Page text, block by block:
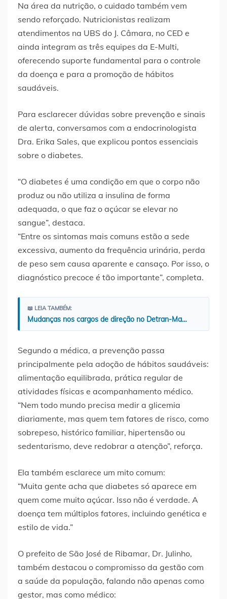
Na área da nutrição, o cuidado também vem
sendo reforçado. Nutricionistas realizam
atendimentos na UBS do J. Câmara, no CED e
ainda integram as três equipes da E-Multi,
oferecendo suporte fundamental para o controle
da doença e para a promoção de hábitos
saudáveis.
Para esclarecer dúvidas sobre prevenção e sinais
de alerta, conversamos com a endocrinologista
Dra. Erika Sales, que explicou pontos essenciais
sobre o diabetes.
“O diabetes é uma condição em que o corpo não
produz ou não utiliza a insulina de forma
adequada, o que faz o açúcar se elevar no
sangue”, destaca.
“Entre os sintomas mais comuns estão a sede
excessiva, aumento da frequência urinária, perda
de peso sem causa aparente e cansaço. Por isso, o
diagnóstico precoce é tão importante”, completa.
📖 LEIA TAMBÉM:
Mudanças nos cargos de direção no Detran-Ma…
Segundo a médica, a prevenção passa
principalmente pela adoção de hábitos saudáveis:
alimentação equilibrada, prática regular de
atividades físicas e acompanhamento médico.
“Nem todo mundo precisa medir a glicemia
diariamente, mas quem tem fatores de risco, como
sobrepeso, histórico familiar, hipertensão ou
sedentarismo, deve redobrar a atenção”, reforça.
Ela também esclarece um mito comum:
“Muita gente acha que diabetes só aparece em
quem come muito açúcar. Isso não é verdade. A
doença tem múltiplos fatores, incluindo genética e
estilo de vida.”
O prefeito de São José de Ribamar, Dr. Julinho,
também destacou o compromisso da gestão com
a saúde da população, falando não apenas como
gestor, mas como médico: